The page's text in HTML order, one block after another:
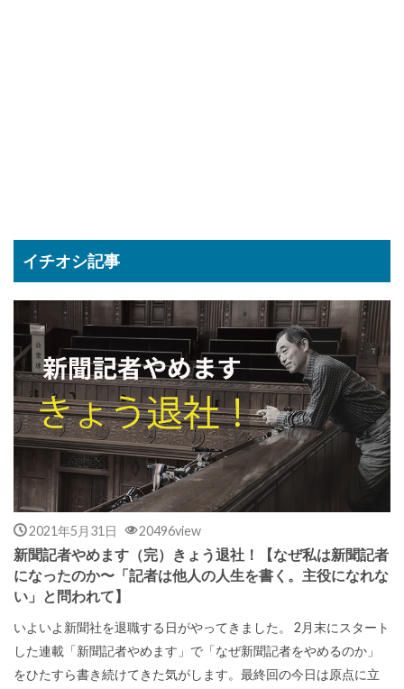
イチオシ記事
2021年5月31日 20496view
新聞記者やめます（完）きょう退社！【なぜ私は新聞記者
になったのか〜「記者は他人の人生を書く。主役になれな
い」と問われて】
いよいよ新聞社を退職する日がやってきました。 2月末にスタート
した連載「新聞記者やめます」で「なぜ新聞記者をやめるのか」
をひたすら書き続けてきた気がします。最終回の今日は原点に立